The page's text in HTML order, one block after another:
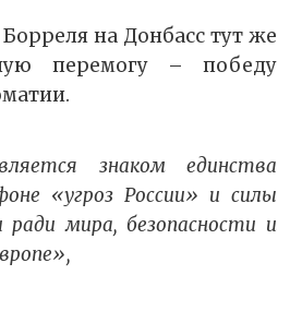
на Донбасс тут же
перемогу – победу
знаком единства
«угроз России» и силы
мира, безопасности и